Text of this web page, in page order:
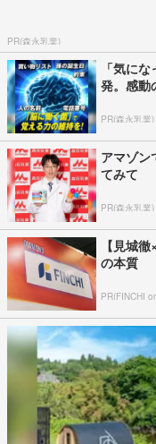
PR(森永乳業)
「気に
発。感動
PR(森永乳業)
アマゾン
てみて
PR(森永乳業)
【見城
の本質
PR(FINCHI